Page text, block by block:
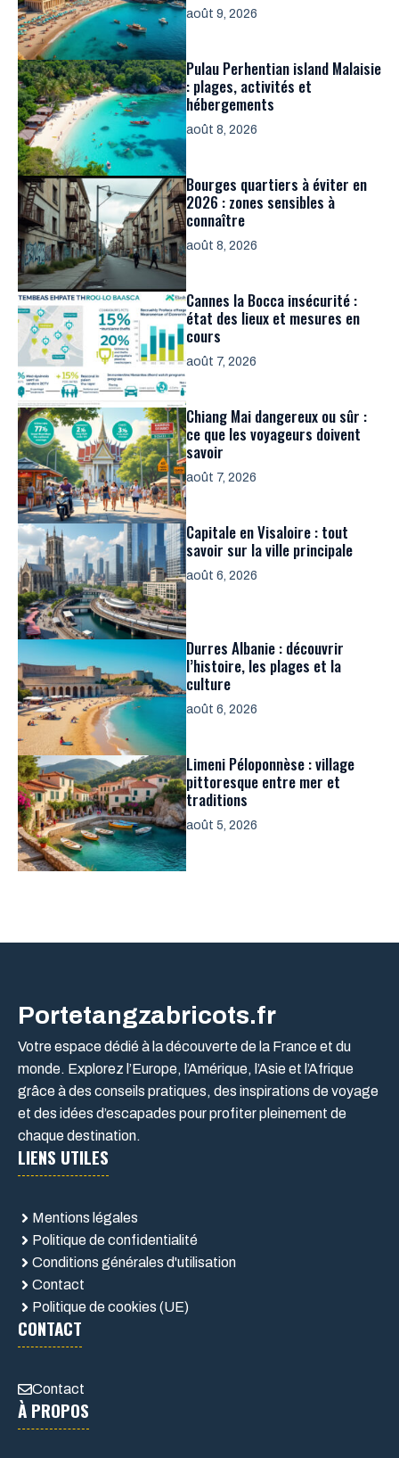
août 9, 2026
Pulau Perhentian island Malaisie
: plages, activités et
hébergements
août 8, 2026
Bourges quartiers à éviter en
2026 : zones sensibles à
connaître
août 8, 2026
Cannes la Bocca insécurité :
état des lieux et mesures en
cours
août 7, 2026
Chiang Mai dangereux ou sûr :
ce que les voyageurs doivent
savoir
août 7, 2026
Capitale en Visaloire : tout
savoir sur la ville principale
août 6, 2026
Durres Albanie : découvrir
l’histoire, les plages et la
culture
août 6, 2026
Limeni Péloponnèse : village
pittoresque entre mer et
traditions
août 5, 2026
Portetangzabricots.fr
Votre espace dédié à la découverte de la France et du
monde. Explorez l’Europe, l’Amérique, l’Asie et l’Afrique
grâce à des conseils pratiques, des inspirations de voyage
et des idées d’escapades pour profiter pleinement de
chaque destination.
LIENS UTILES
Mentions légales
Politique de confidentialité
Conditions générales d'utilisation
Contact
Politique de cookies (UE)
CONTACT
Contact
À PROPOS